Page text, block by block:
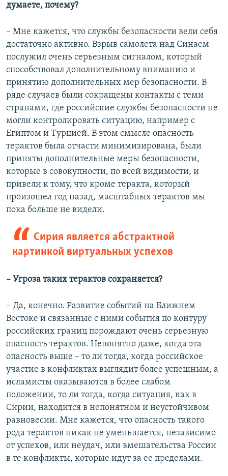
думаете, почему?
– Мне кажется, что службы безопасности вели себя
достаточно активно. Взрыв самолета над Синаем
послужил очень серьезным сигналом, который
способствовал дополнительному вниманию и
принятию дополнительных мер безопасности. В
ряде случаев были сокращены контакты с теми
странами, где российские службы безопасности не
могли контролировать ситуацию, например с
Египтом и Турцией. В этом смысле опасность
терактов была отчасти минимизирована, были
приняты дополнительные меры безопасности,
которые в совокупности, по всей видимости, и
привели к тому, что кроме теракта, который
произошел год назад, масштабных терактов мы
пока больше не видели.
Сирия является абстрактной
картинкой виртуальных успехов
– Угроза таких терактов сохраняется?
– Да, конечно. Развитие событий на Ближнем
Востоке и связанные с ними события по контуру
российских границ порождают очень серьезную
опасность терактов. Непонятно даже, когда эта
опасность выше – то ли тогда, когда российское
участие в конфликтах выглядит более успешным, а
исламисты оказываются в более слабом
положении, то ли тогда, когда ситуация, как в
Сирии, находится в непонятном и неустойчивом
равновесии. Мне кажется, что опасность такого
рода терактов никак не уменьшается, независимо
от успехов, или неудач, или вмешательства России
в те конфликты, которые идут за ее пределами.